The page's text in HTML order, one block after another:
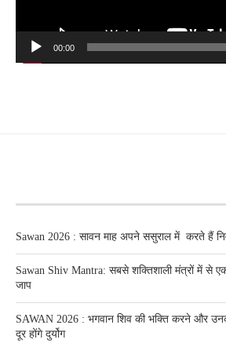
00:00
Sawan 2026 : सावन माह अपने ससुराल में करते हैं
Sawan Shiv Mantra: सबसे शक्तिशाली मंत्रों में से
जाप
SAWAN 2026 : भगवान शिव की भक्ति करने और
दूर होंगे दुर्योग